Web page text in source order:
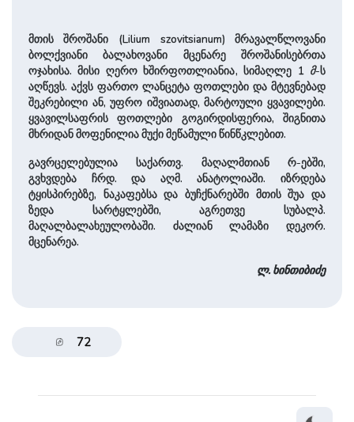
მთის შროშანი (Lilium szovitsianum) მრავალწლოვანი
ბოლქვიანი ბალახოვანი მცენარე შროშანისებრთა
ოჯახისა. მისი ღერო ხშირფოთლიანია, სიმაღლე 1მ-ს
აღწევს. აქვს ფართო ლანცეტა ფოთლები და მტევნებად
შეკრებილი ან, უფრო იშვიათად, მარტოული ყვავილები.
ყვავილსაფრის ფოთლები გოგირდისფერია, შიგნითა
მხრიდან მოფენილია მუქი მეწამული წინწკლებით.
გავრცელებულია საქართვ. მაღალმთიან რ-ებში,
გვხვდება ჩრდ. და აღმ. ანატოლიაში. იზრდება
ტყისპირებზე, ნაკაფებსა და ბუჩქნარებში მთის შუა და
ზედა სარტყლებში, აგრეთვე სუბალპ.
მაღალბალახეულობაში. ძალიან ლამაზი დეკორ.
მცენარეა.
ლ. ხინთიბიძე
72